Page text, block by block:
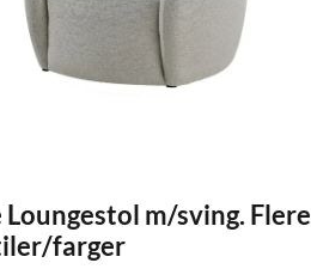
Loungestol m/sving. Flere
farger